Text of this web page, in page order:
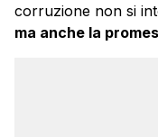
corruzione non si
ma anche la